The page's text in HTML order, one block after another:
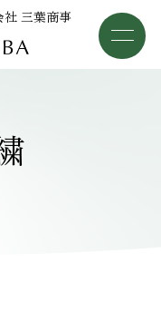
社 三葉商事